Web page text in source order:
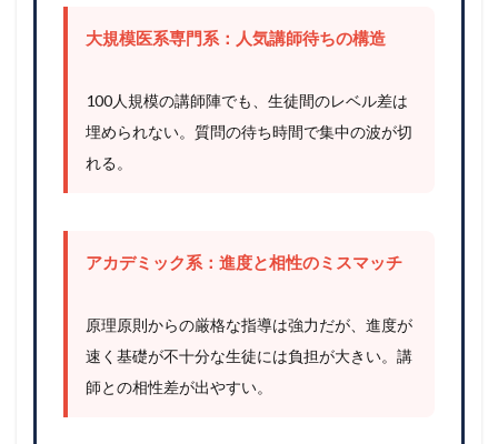
大規模医系専門系：人気講師待ちの構造
100人規模の講師陣でも、生徒間のレベル差は
埋められない。質問の待ち時間で集中の波が切
れる。
アカデミック系：進度と相性のミスマッチ
原理原則からの厳格な指導は強力だが、進度が
速く基礎が不十分な生徒には負担が大きい。講
師との相性差が出やすい。